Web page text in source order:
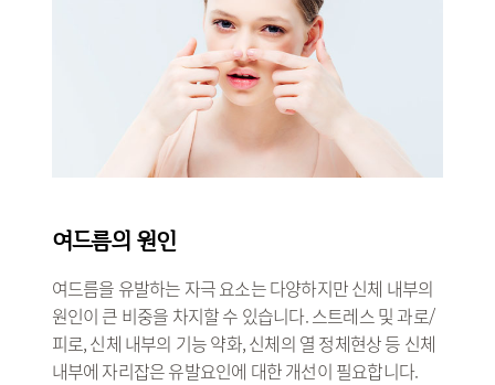
여드름의 원인
여드름을 유발하는 자극 요소는 다양하지만 신체 내부의
원인이 큰 비중을 차지할 수 있습니다. 스트레스 및 과로/
피로, 신체 내부의 기능 약화, 신체의 열 정체현상 등 신체
내부에 자리잡은 유발요인에 대한 개선이 필요합니다.